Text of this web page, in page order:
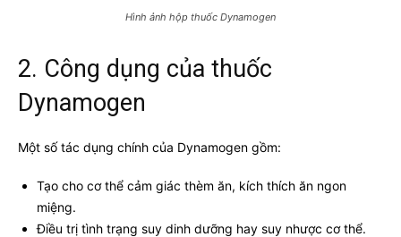
Hình ảnh hộp thuốc Dynamogen
2. Công dụng của thuốc
Dynamogen
Một số tác dụng chính của Dynamogen gồm:
Tạo cho cơ thể cảm giác thèm ăn, kích thích ăn ngon
miệng.
Điều trị tình trạng suy dinh dưỡng hay suy nhược cơ thể.